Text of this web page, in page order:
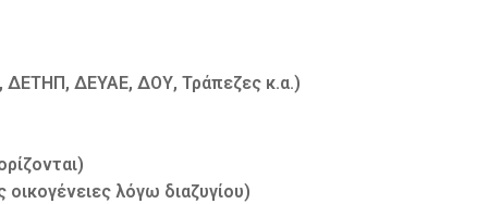
ΔΕΤΗΠ, ΔΕΥΑΕ, ΔΟΥ, Τράπεζες κ.α.)
λόγω διαζυγίου)